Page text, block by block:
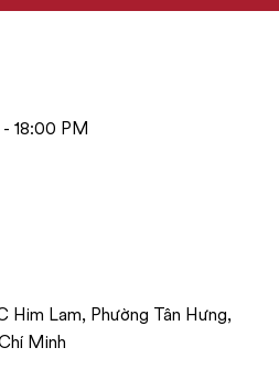
18:00 PM
Him Lam, Phường Tân Hưng,
Minh